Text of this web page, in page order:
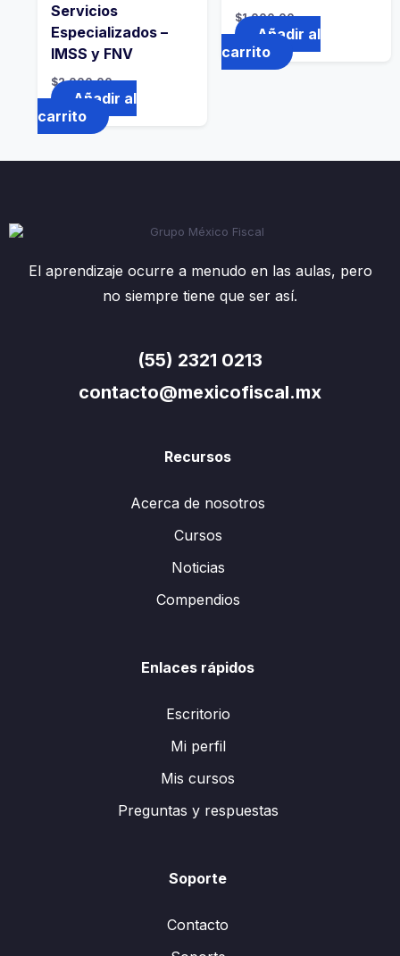
Servicios
Especializados –
IMSS y FNV
$2,000.00
Añadir al
carrito
$1,000.00
Añadir al
carrito
El aprendizaje ocurre a menudo en las aulas, pero
no siempre tiene que ser así.
(55) 2321 0213
contacto@mexicofiscal.mx
Recursos
Acerca de nosotros
Cursos
Noticias
Compendios
Enlaces rápidos
Escritorio
Mi perfil
Mis cursos
Preguntas y respuestas
Soporte
Contacto